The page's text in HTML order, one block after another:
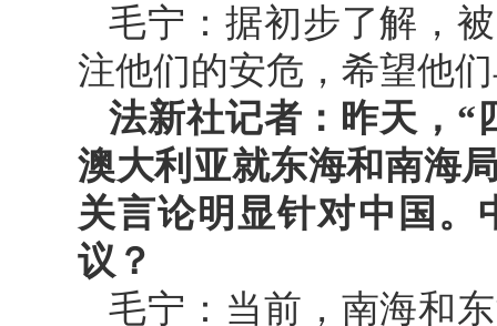
毛宁：据初步了解，
注他们的安危，希望他
法新社记者：昨天，“
澳大利亚就东海和南海
关言论明显针对中国。
议？
毛宁：当前，南海和